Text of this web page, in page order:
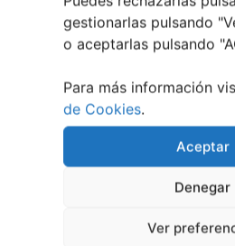
gestionarlas pulsando "
o aceptarlas pulsando
Para más información
de Cookies.
Aceptar
Denegar
Ver